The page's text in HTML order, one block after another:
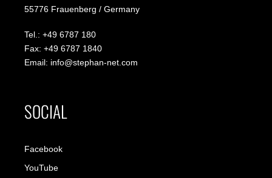
55776 Frauenberg / Germany
Tel.: +49 6787 180
Fax: +49 6787 1840
Email: info@stephan-net.com
SOCIAL
Facebook
YouTube